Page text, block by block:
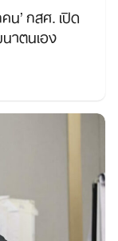
’ กสศ. เปิด
าตนเอง